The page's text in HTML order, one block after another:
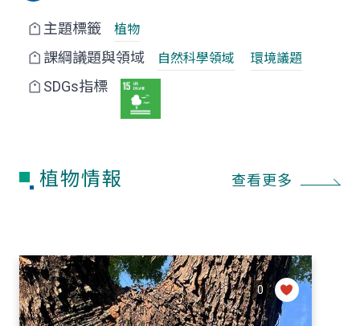
主題標籤 植物
課綱議題與領域 自然科學領域 環境議題
SDGs指標
植物情報 查看更多
0